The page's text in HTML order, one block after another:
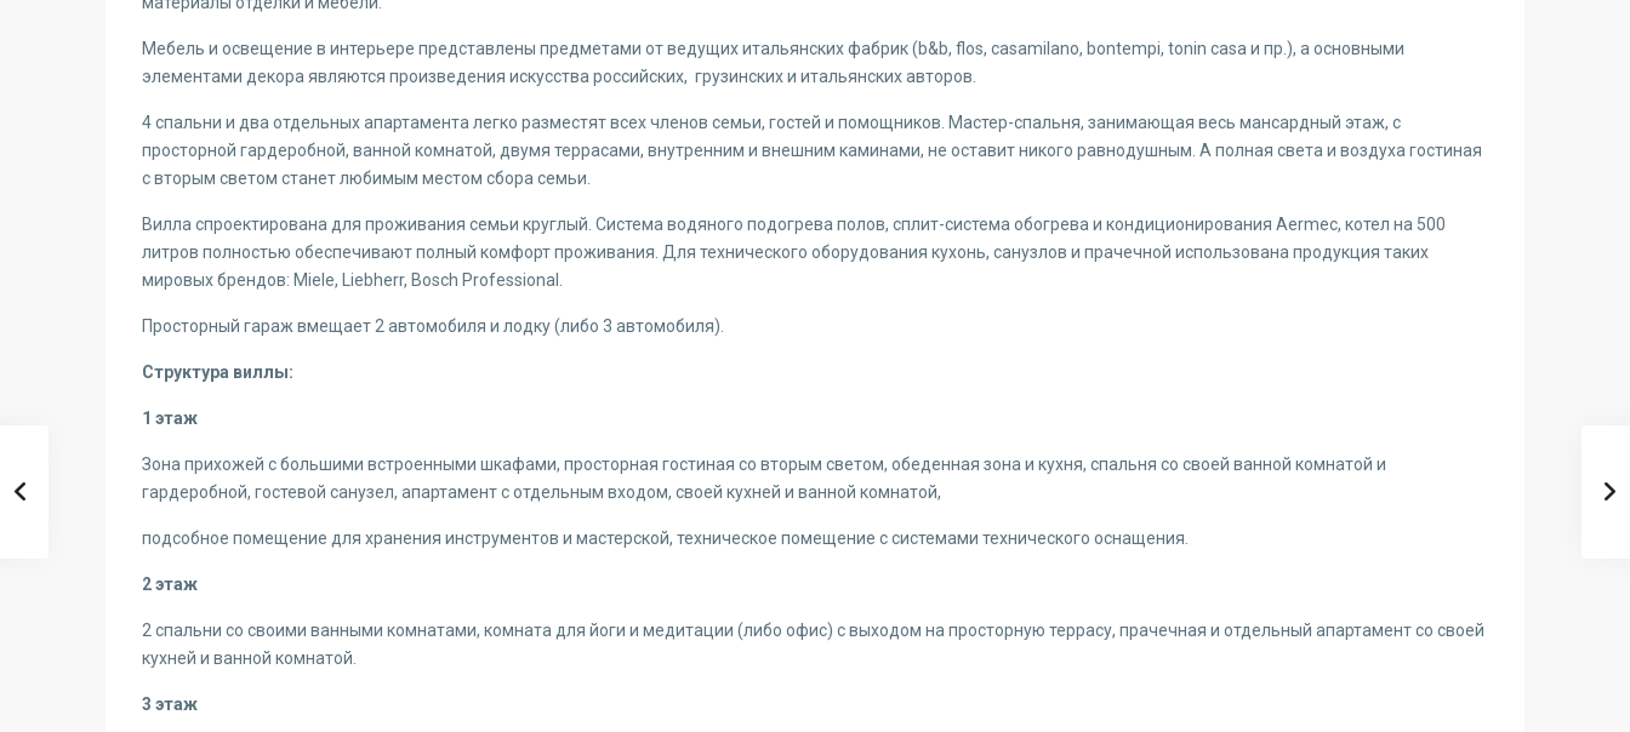
Мебель и освещение в интерьере представлены предметами от ведущих итальянских фабрик (b&b, flos, casamilano, bontempi, tonin casa и пр.), а основными
элементами декора являются произведения искусства российских, грузинских и итальянских авторов.
4 спальни и два отдельных апартамента легко разместят всех членов семьи, гостей и помощников. Мастер-спальня, занимающая весь мансардный этаж, с
просторной гардеробной, ванной комнатой, двумя террасами, внутренним и внешним каминами, не оставит никого равнодушным. А полная света и воздуха гостиная
с вторым светом станет любимым местом сбора семьи.
Вилла спроектирована для проживания семьи круглый. Система водяного подогрева полов, сплит-система обогрева и кондиционирования Aermec, котел на 500
литров полностью обеспечивают полный комфорт проживания. Для технического оборудования кухонь, санузлов и прачечной использована продукция таких
мировых брендов: Miele, Liebherr, Bosch Professional.
Просторный гараж вмещает 2 автомобиля и лодку (либо 3 автомобиля).
Структура виллы:
1 этаж
Зона прихожей с большими встроенными шкафами, просторная гостиная со вторым светом, обеденная зона и кухня, спальня со своей ванной комнатой и
гардеробной, гостевой санузел, апартамент с отдельным входом, своей кухней и ванной комнатой,
подсобное помещение для хранения инструментов и мастерской, техническое помещение с системами технического оснащения.
2 этаж
2 спальни со своими ванными комнатами, комната для йоги и медитации (либо офис) с выходом на просторную террасу, прачечная и отдельный апартамент со своей
кухней и ванной комнатой.
3 этаж